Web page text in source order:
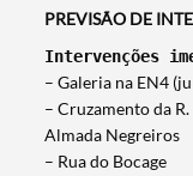
Categorias
PREVISÃO DE
Intervenções
– Galeria na EN4
– Cruzamento da
Almada Negreiros
– Rua do Bocage